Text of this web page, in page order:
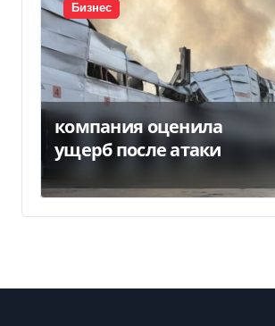
Бизнес
компания оценила
ущерб после атаки